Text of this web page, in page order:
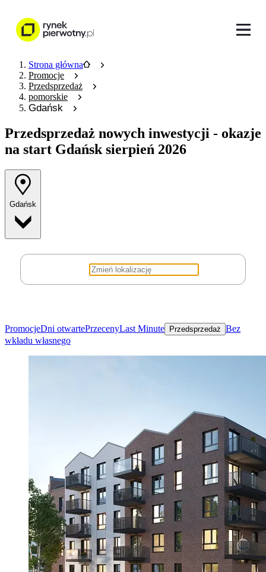
Strona główna
Promocje
Przedsprzedaż
pomorskie
Gdańsk
Przedsprzedaż nowych inwestycji - okazje
na start Gdańsk sierpień 2026
Gdańsk
PromocjeDni otwartePrzecenyLast Minute Przedsprzedaż Bez
wkładu własnego